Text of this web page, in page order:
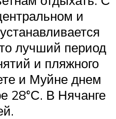
и
лучший период
и пляжного
и Муйне днем
28°С. В Нячанге